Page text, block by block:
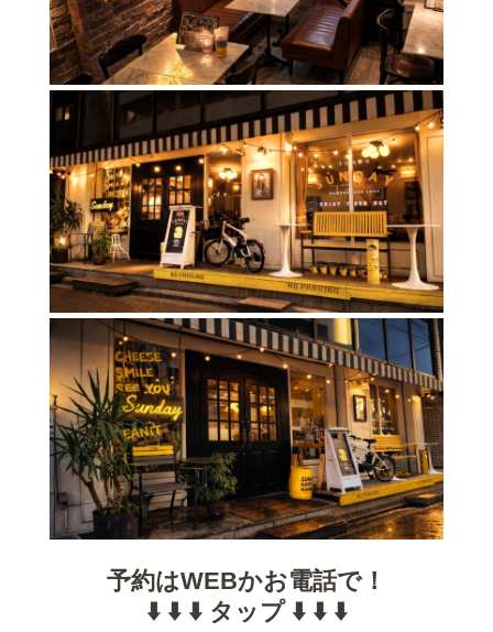
予約はWEBかお電話で！
⬇️ ⬇️ ⬇️ タップ ⬇️ ⬇️ ⬇️